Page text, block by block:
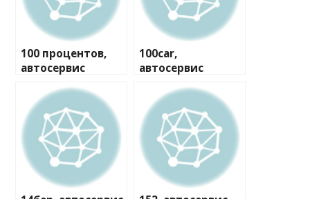
100 процентов,
автосервис
100car,
автосервис